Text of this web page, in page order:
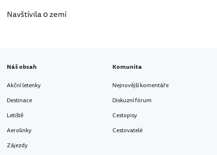
Navštívila 0 zemí
Náš obsah
Akční letenky
Destinace
Letiště
Aerolinky
Zájezdy
Komunita
Nejnovější komentáře
Diskuzní fórum
Cestopisy
Cestovatelé